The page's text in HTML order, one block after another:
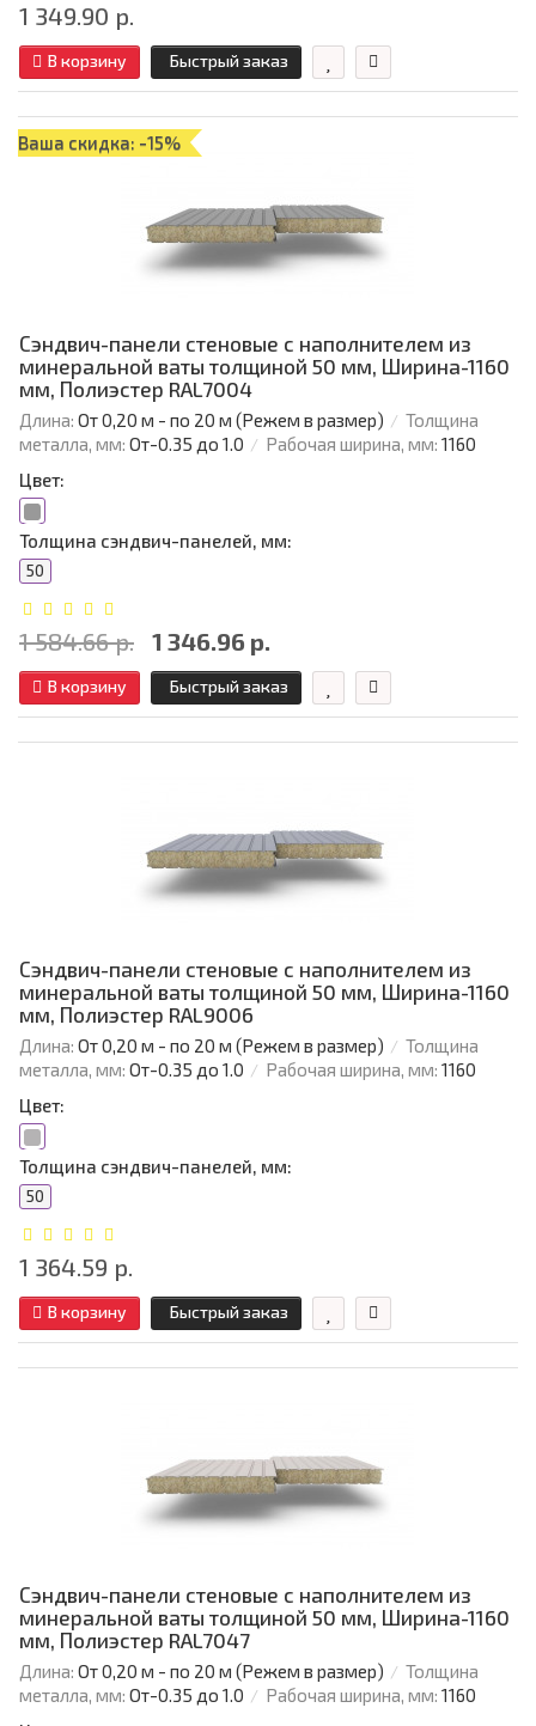
1 349.90 р.
В корзину Быстрый заказ
Ваша скидка: -15%
Сэндвич-панели стеновые с наполнителем из
минеральной ваты толщиной 50 мм, Ширина-1160
мм, Полиэстер RAL7004
Длина: От 0,20 м - по 20 м (Режем в размер)
Толщина
металла, мм: От-0.35 до 1.0 Рабочая ширина, мм: 1160
Цвет:
Толщина сэндвич-панелей, мм:
50
1 584.66 р. 1 346.96 р.
В корзину Быстрый заказ
Сэндвич-панели стеновые с наполнителем из
минеральной ваты толщиной 50 мм, Ширина-1160
мм, Полиэстер RAL9006
Длина: От 0,20 м - по 20 м (Режем в размер)
Толщина
металла, мм: От-0.35 до 1.0 Рабочая ширина, мм: 1160
Цвет:
Толщина сэндвич-панелей, мм:
50
1 364.59 р.
В корзину Быстрый заказ
Сэндвич-панели стеновые с наполнителем из
минеральной ваты толщиной 50 мм, Ширина-1160
мм, Полиэстер RAL7047
Длина: От 0,20 м - по 20 м (Режем в размер)
Толщина
металла, мм: От-0.35 до 1.0 Рабочая ширина, мм: 1160